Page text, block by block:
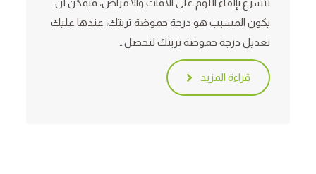
يكون المسبب هو درجة حموضة تربتك، عندها عليك
تعديل درجة حموضة تربتك لتحصل…
قراءة المزيد